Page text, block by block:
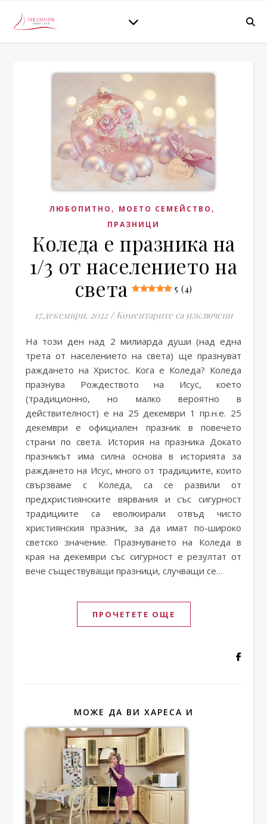
ЛЮБОПИТНО , МОЕТО СЕМЕЙСТВО ,
ПРАЗНИЦИ
Коледа е празника на
1/3 от населението на
света
5 (4)
17.декември. 2022 / Коментарите са изключениза
На този ден над 2 милиарда души (над една
трета от населението на света) ще празнуват
раждането на Христос. Кога е Коледа? Коледа
празнува Рождеството на Исус, което
(традиционно, но малко вероятно в
действителност) е на 25 декември 1 пр.н.е. 25
декември е официален празник в повечето
страни по света. История на празника Докато
празникът има силна основа в историята за
раждането на Исус, много от традициите, които
свързваме с Коледа, са се развили от
предхристиянските вярвания и със сигурност
традициите са еволюирали отвъд чисто
християнския празник, за да имат по-широко
светско значение. Празнуването на Коледа в
края на декември със сигурност е резултат от
вече съществуващи празници, случващи се…
ПРОЧЕТЕТЕ ОЩЕ
МОЖЕ ДА ВИ ХАРЕСА И